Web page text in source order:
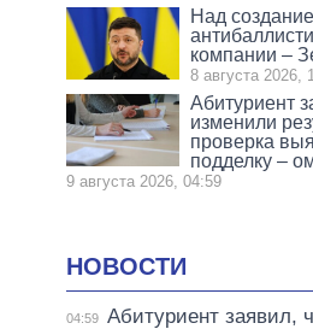
Над
компании –
8 августа 2026,
Абитуриент
изменили
проверка
подделку –
9 августа 2026, 04:59
НОВОСТИ
04:59 Абитуриент заявил,